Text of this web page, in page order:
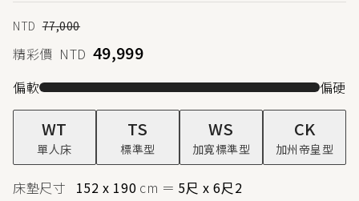
NTD 77,000
精彩價 NTD 49,999
偏軟 偏硬
WT
單人床
TS
標準型
WS
加寬標準型
CK
加州帝皇型
床墊尺寸 152 x 190 cm ＝ 5尺 x 6尺2